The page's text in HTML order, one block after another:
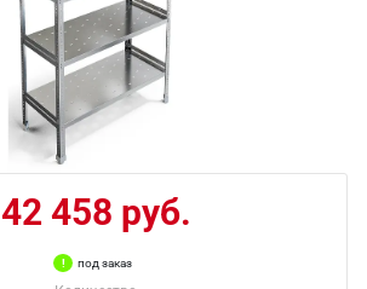
42 458 руб.
под заказ